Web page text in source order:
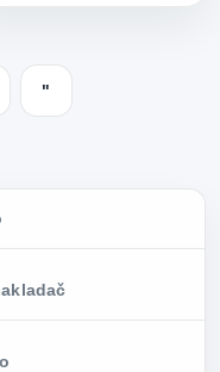
"